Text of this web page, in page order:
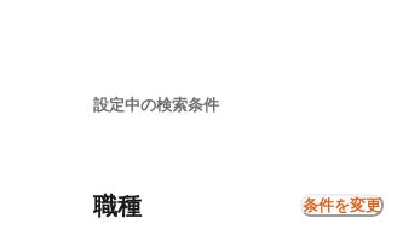
設定中の検索条件
職種 条件を変更